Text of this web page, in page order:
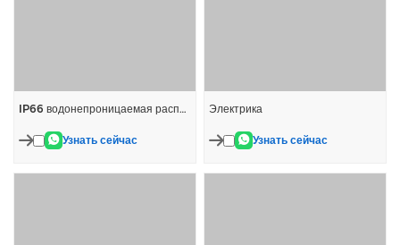
IP66 водонепроницаемая распределительная коробка
Узнать сейчас
Электрика
Узнать сейчас